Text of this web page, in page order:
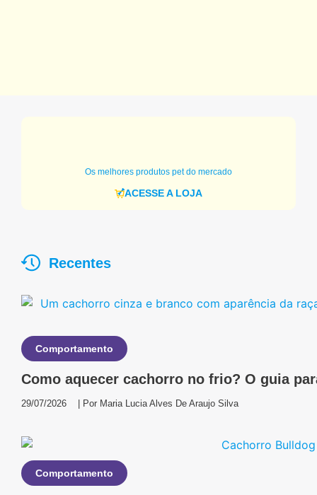
Os melhores produtos pet do mercado
ACESSE A LOJA
Recentes
Comportamento
Como aquecer cachorro no frio? O guia
29/07/2026 | Por Maria Lucia Alves De Araujo Silva
Comportamento